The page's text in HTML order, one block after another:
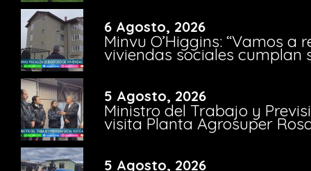
6 Agosto, 2026
Minvu O’Higgins: “Vamos a
viviendas sociales cumplan
5 Agosto, 2026
Ministro del Trabajo y
visita Planta Agrosuper
5 Agosto, 2026